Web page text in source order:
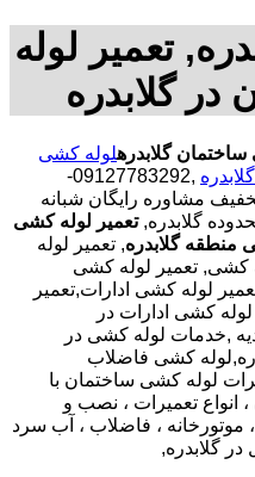
تعمیر لوله
گلابدره
گلابدرهلوله کشی
,09127783292-
با تخفیف مشاوره رایگان شبانه
گلابدره,تعمیر لوله کشی
منطقه گلابدره, تعمیر لوله
کشی, تعمیر لوله کشی
لوله کشی ادارات,تعمیر
کشی ادارات در
,خدمات لوله کشی در
کشی فاضلاب
لوله کشی ساختمان با
انواع تعمیرات ، نصب و
، فاضلاب ، آب سرد
گلابدره,